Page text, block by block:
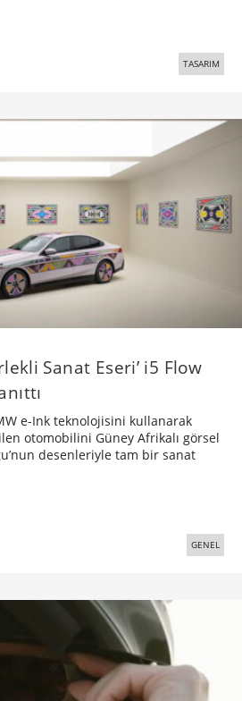
TASARIM
Sanat Eseri’ i5 Flow
e-Ink teknolojisini kullanarak
otomobilini Güney Afrikalı görsel
desenleriyle tam bir sanat
GENEL